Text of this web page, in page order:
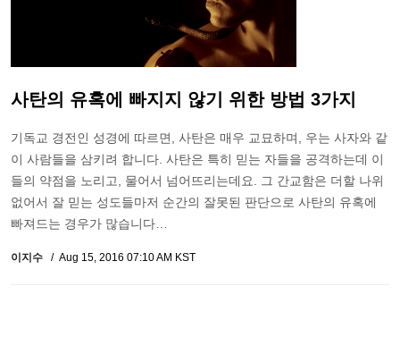
사탄의 유혹에 빠지지 않기 위한 방법 3가지
기독교 경전인 성경에 따르면, 사탄은 매우 교묘하며, 우는 사자와 같
이 사람들을 삼키려 합니다. 사탄은 특히 믿는 자들을 공격하는데 이
들의 약점을 노리고, 물어서 넘어뜨리는데요. 그 간교함은 더할 나위
없어서 잘 믿는 성도들마저 순간의 잘못된 판단으로 사탄의 유혹에
빠져드는 경우가 많습니다…
이지수 Aug 15, 2016 07:10 AM KST